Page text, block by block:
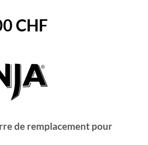
CHF.
CHFLe
de remplacement pour